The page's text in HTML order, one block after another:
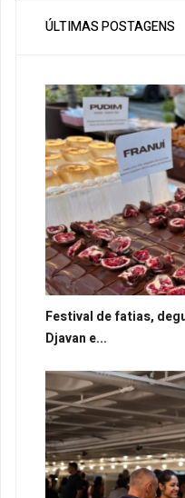
ÚLTIMAS POSTAGENS
Festival de fatias,
Djavan e...